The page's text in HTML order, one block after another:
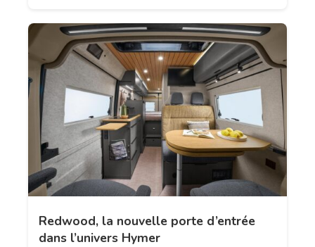
Redwood, la nouvelle porte d’entrée
dans l’univers Hymer